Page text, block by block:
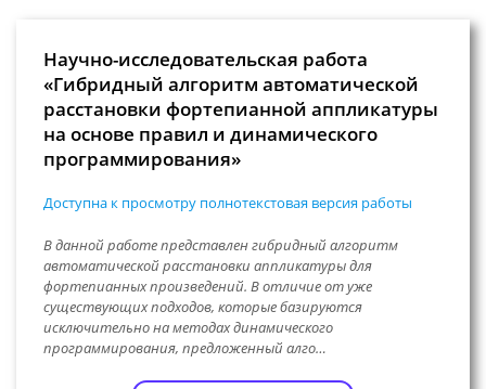
Научно-исследовательская работа
«Гибридный алгоритм автоматической
расстановки фортепианной аппликатуры
на основе правил и динамического
программирования»
Доступна к просмотру полнотекстовая версия работы
В данной работе представлен гибридный алгоритм
автоматической расстановки аппликатуры для
фортепианных произведений. В отличие от уже
существующих подходов, которые базируются
исключительно на методах динамического
программирования, предложенный алго…